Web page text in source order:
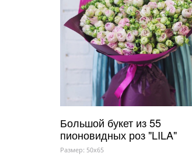
Большой букет из 55
пионовидных роз "LILA"
Размер: 50x65